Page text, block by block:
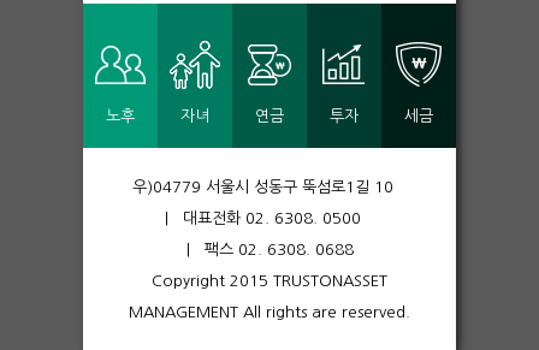
노후 자녀 연금 투자 세금
우)04779 서울시 성동구 뚝섬로1길 10
| 대표전화 02. 6308. 0500
| 팩스 02. 6308. 0688
Copyright 2015 TRUSTONASSET
MANAGEMENT All rights are reserved.